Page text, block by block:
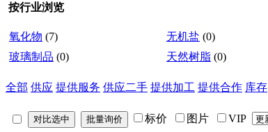
按行业浏览
氧化物 (7) 无机盐 (0)
玻璃制品 (0) 天然树脂 (0)
全部 供应 提供服务 供应二手 提供加工 提供合作 库存
标价 图片 VIP